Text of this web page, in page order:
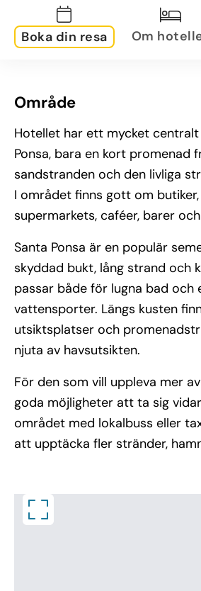
Boka din resa Om
Område
Hotellet har ett mycket centralt
Ponsa, bara en kort promenad
sandstranden och den livliga
I området finns gott om
supermarkets, caféer, barer
Santa Ponsa är en populär
skyddad bukt, lång strand och
passar både för lugna bad och
vattensporter. Längs kusten
utsiktsplatser och
njuta av havsutsikten.
För den som vill uppleva mer
goda möjligheter att ta sig
området med lokalbuss eller
att upptäcka fler stränder,